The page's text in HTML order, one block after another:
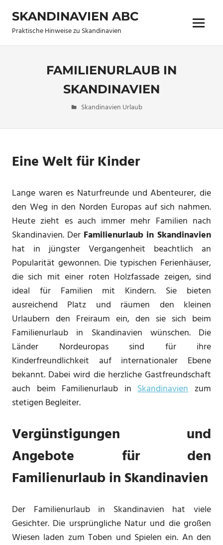
Inhalt
springen
SKANDINAVIEN ABC
Praktische Hinweise zu Skandinavien Menü
FAMILIENURLAUB IN
SKANDINAVIEN
19. August 2011
allen
Skandinavien Urlaub
Eine Welt für Kinder
Lange waren es Naturfreunde und Abenteurer, die
den Weg in den Norden Europas auf sich nahmen.
Heute zieht es auch immer mehr Familien nach
Skandinavien. Der Familienurlaub in Skandinavien
hat in jüngster Vergangenheit beachtlich an
Popularität gewonnen. Die typischen Ferienhäuser,
die sich mit einer roten Holzfassade zeigen, sind
ideal für Familien mit Kindern. Sie bieten
ausreichend Platz und räumen den kleinen
Urlaubern den Freiraum ein, den sie sich beim
Familienurlaub in Skandinavien wünschen. Die
Länder Nordeuropas sind für ihre
Kinderfreundlichkeit auf internationaler Ebene
bekannt. Dabei wird die herzliche Gastfreundschaft
auch beim Familienurlaub inSkandinavienzum
stetigen Begleiter.
Vergünstigungen und
Angebote für den
Familienurlaub in Skandinavien
Der Familienurlaub in Skandinavien hat viele
Gesichter. Die ursprüngliche Natur und die großen
Wiesen laden zum Toben und Spielen ein. An den